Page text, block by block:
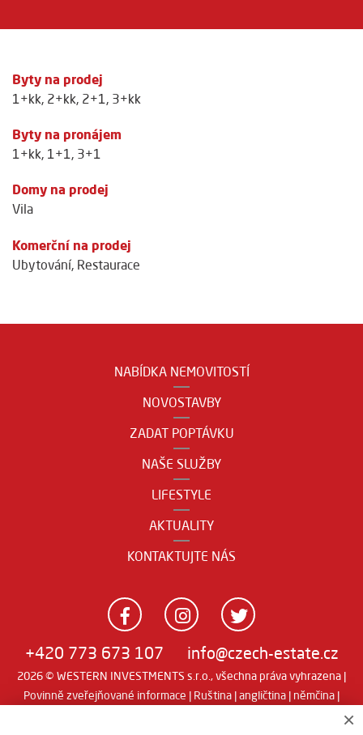
Byty na prodej
1+kk, 2+kk, 2+1, 3+kk
Byty na pronájem
1+kk, 1+1, 3+1
Domy na prodej
Vila
Komerční na prodej
Ubytování, Restaurace
NABÍDKA NEMOVITOSTÍ
NOVOSTAVBY
ZADAT POPTÁVKU
NAŠE SLUŽBY
LIFESTYLE
AKTUALITY
KONTAKTUJTE NÁS
+420 773 673 107 info@czech-estate.cz
2026 © WESTERN INVESTMENTS s.r.o., všechna práva vyhrazena |
Povinně zveřejňované informace | Ruština |angličtina | němčina |
×